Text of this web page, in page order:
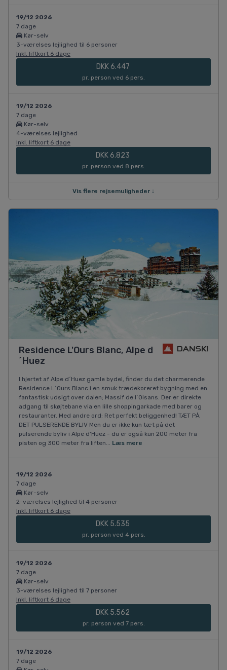
19/12 2026
7 dage
Kør-selv
3-værelses lejlighed til 6 personer
Inkl. liftkort 6 dage
DKK 6.447
pr. person ved 6 pers.
19/12 2026
7 dage
Kør-selv
4-værelses lejlighed
Inkl. liftkort 6 dage
DKK 6.823
pr. person ved 8 pers.
Vis flere rejsemuligheder ↓
Residence L'Ours Blanc, Alpe d
´Huez
I hjertet af Alpe d´Huez gamle bydel, finder du det charmerende
Residence L´Ours Blanc i en smuk trædekoreret bygning med en
fantastisk udsigt over dalen; Massif de l´Oisans. Der er direkte
adgang til skøjtebane via en lille shoppingarkade med barer og
restauranter. Med andre ord: Ret perfekt beliggenhed! TÆT PÅ
DET PULSERENDE BYLIV Men du er ikke kun tæt på det
pulserende byliv i Alpe d'Huez - du er også kun 200 meter fra
pisten og 300 meter fra liften... Læs mere
19/12 2026
7 dage
Kør-selv
2-værelses lejlighed til 4 personer
Inkl. liftkort 6 dage
DKK 5.535
pr. person ved 4 pers.
19/12 2026
7 dage
Kør-selv
3-værelses lejlighed til 7 personer
Inkl. liftkort 6 dage
DKK 5.562
pr. person ved 7 pers.
19/12 2026
7 dage